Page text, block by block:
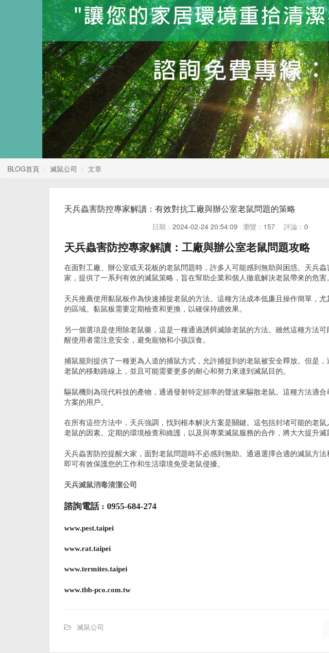
BLOG首頁 滅鼠公司 文章
天兵蟲害防控專家解讀：有效對抗工廠與辦公室老鼠問題的策略
日期： 2024-02-24 20:54:09 瀏覽： 157 評論： 0
天兵蟲害防控專家解讀：工廠與辦公室老鼠問題攻略
在面對工廠、辦公室或天花板的老鼠問題時，許多人可能感到無助與困惑。天兵
家，提供了一系列有效的滅鼠策略，旨在幫助企業和個人徹底解決老鼠帶來的危害。
天兵推薦使用黏鼠板作為快速捕捉老鼠的方法。這種方法成本低廉且操作簡單，
的區域。黏鼠板需要定期檢查和更換，以確保持續效果。
另一個選項是使用除老鼠藥，這是一種通過誘餌滅除老鼠的方法。雖然這種方法
醒使用者需注意安全，避免寵物和小孩誤食。
捕鼠籠則提供了一種更為人道的捕鼠方式，允許捕捉到的老鼠被安全釋放。但是
老鼠的移動路線上，並且可能需要更多的耐心和努力來達到滅鼠目的。
驅鼠機則為現代科技的產物，通過發射特定頻率的聲波來驅散老鼠。這種方法適
方案的用戶。
在所有這些方法中，天兵強調，找到根本解決方案是關鍵。這包括封堵可能的老鼠
老鼠的因素。定期的環境檢查和維護，以及與專業滅鼠服務的合作，將大大提升滅
天兵蟲害防控提醒大家，面對老鼠問題時不必感到無助。通過選擇合適的滅鼠方法
即可有效保護您的工作和生活環境免受老鼠侵擾。
天兵滅鼠消毒清潔公司
諮詢電話 : 0955-684-274
www.pest.taipei
www.rat.taipei
www.termites.taipei
www.tbb-pco.com.tw
滅鼠公司